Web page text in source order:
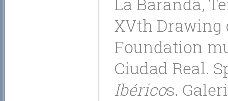
XVth Drawing
Foundation
Ciudad Real.
Ibéricos.